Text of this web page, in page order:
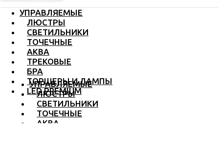
УПРАВЛЯЕМЫЕ
ЛЮСТРЫ
СВЕТИЛЬНИКИ
ТОЧЕЧНЫЕ
АКВА
ТРЕКОВЫЕ
БРА
ТОРШЕРЫ И ЛАМПЫ
LED PREMIUM
УПРАВЛЯЕМЫЕ
ЛЮСТРЫ
СВЕТИЛЬНИКИ
ТОЧЕЧНЫЕ
АКВА